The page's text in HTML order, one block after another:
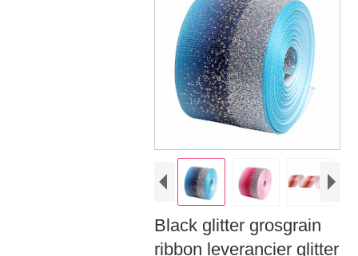
Black glitter grosgrain
ribbon leverancier glitter